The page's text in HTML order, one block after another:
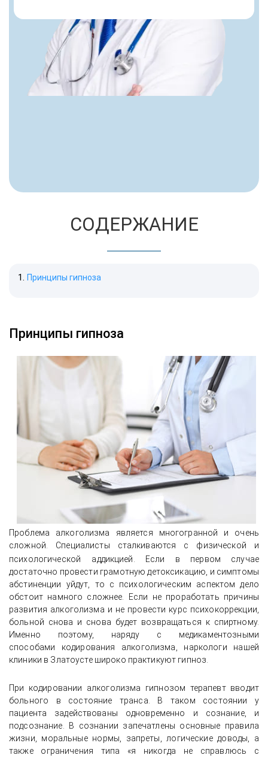
СОДЕРЖАНИЕ
Принципы гипноза
Принципы гипноза
Проблема алкоголизма является многогранной и очень
сложной. Специалисты сталкиваются с физической и
психологической
аддикцией. Если в первом случае
достаточно провести грамотную детоксикацию, и симптомы
абстиненции уйдут, то с психологическим аспектом дело
обстоит намного сложнее. Если не проработать причины
развития алкоголизма и не провести курс психокоррекции,
больной снова и снова будет возвращаться к спиртному.
Именно поэтому, наряду с медикаментозными
способами кодирования алкоголизма, наркологи нашей
клиники в Златоусте широко практикуют гипноз.
При кодировании алкоголизма гипнозом терапевт вводит
больного в состояние транса. В таком состоянии у
пациента задействованы одновременно и сознание, и
подсознание. В сознании запечатлены основные правила
жизни, моральные нормы, запреты, логические доводы, а
также ограничения типа «я никогда не справлюсь с